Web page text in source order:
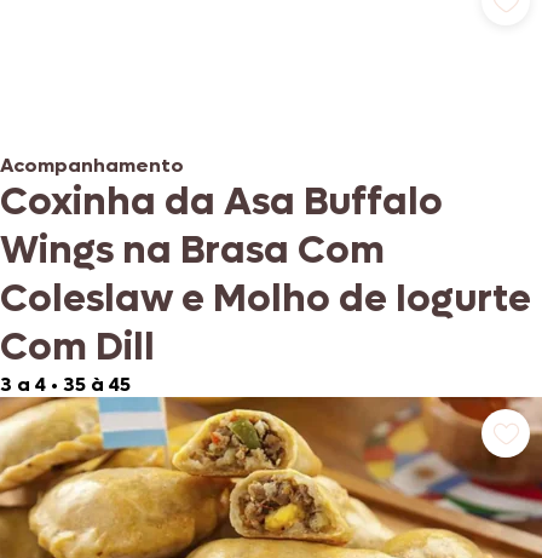
Acompanhamento
Coxinha da Asa Buffalo
Wings na Brasa Com
Coleslaw e Molho de Iogurte
Com Dill
3 a 4 • 35 à 45